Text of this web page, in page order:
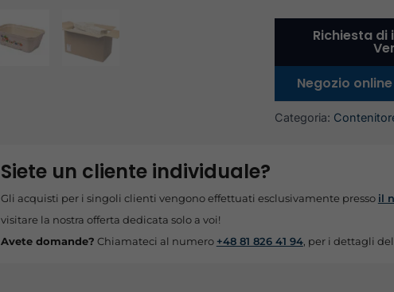
Richiesta
Negozio
Categoria:
Siete un cliente individuale?
Gli acquisti per i singoli clienti vengono effettuati esclusivamente presso il
visitare la nostra offerta dedicata solo a voi!
Avete domande? Chiamateci al numero +48 81 826 41 94, per i dettagli